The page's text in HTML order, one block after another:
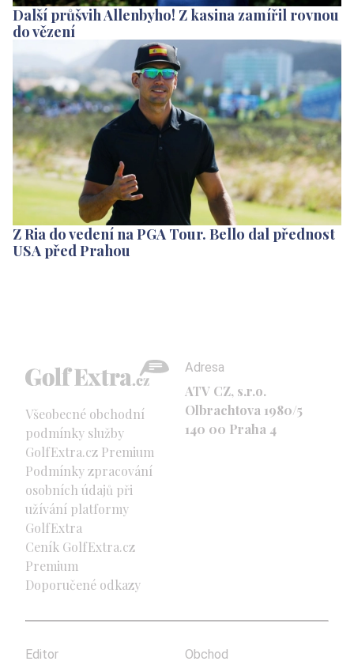
Další průšvih Allenbyho! Z kasina zamířil rovnou
do vězení
Z Ria do vedení na PGA Tour. Bello dal přednost
USA před Prahou
Všeobecné obchodní
podmínky služby
GolfExtra.cz Premium
Podmínky zpracování
osobních údajů při
užívání platformy
GolfExtra
Ceník GolfExtra.cz
Premium
Doporučené odkazy
Adresa
ATV CZ, s.r.o.
Olbrachtova 1980/5
140 00 Praha 4
Editor Obchod